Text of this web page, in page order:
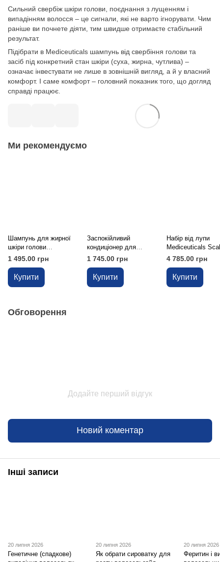
Сильний свербіж шкіри голови, поєднання з лущенням і
випадінням волосся – це сигнали, які не варто ігнорувати. Чим
раніше ви почнете діяти, тим швидше отримаєте стабільний
результат.
Підібрати в Mediceuticals шампунь від свербіння голови та
засіб під конкретний стан шкіри (суха, жирна, чутлива) –
означає інвестувати не лише в зовнішній вигляд, а й у власний
комфорт. І саме комфорт – головний показник того, що догляд
справді працює.
Ми рекомендуємо
Шампунь для жирної
шкіри голови
Mediceuticals Solv-X™,
1 495.00 грн
Купити
Заспокійливий
кондиціонер для
волосся та шкіри
голови Mediceuticals
Therapeutic™, 250 мл
1 745.00 грн
Купити
Набір від лупи
Mediceuticals
Treatment Kit
4 785.00 грн
Купити
Обговорення
Додайте перший відгук
Новий коментар
Інші записи
20 липня 2026
Генетичне (спадкове)
20 липня 2026
Як обрати сироватку для
20 липня 2026
Феритин і